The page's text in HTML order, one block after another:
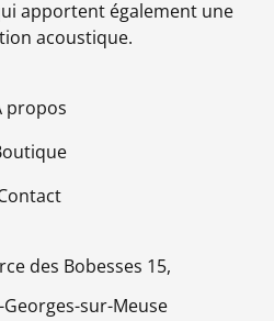
apportent également une
acoustique.
propos
des Bobesses 15,
Georges-sur-Meuse